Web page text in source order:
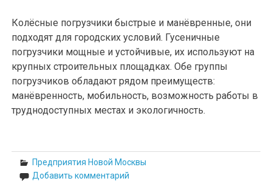
Колёсные погрузчики быстрые и манёвренные, они
подходят для городских условий. Гусеничные
погрузчики мощные и устойчивые, их используют на
крупных строительных площадках. Обе группы
погрузчиков обладают рядом преимуществ:
манёвренность, мобильность, возможность работы в
труднодоступных местах и экологичность.
Предприятия Новой Москвы
Добавить комментарий